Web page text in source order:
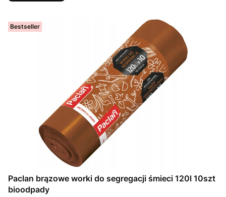
Bestseller
Paclan brązowe worki do segregacji śmieci 120l 10szt
bioodpady